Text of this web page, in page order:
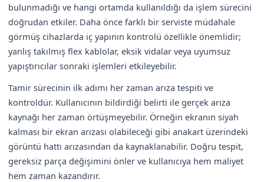
bulunmadığı ve hangi ortamda kullanıldığı da işlem sürecini
doğrudan etkiler. Daha önce farklı bir serviste müdahale
görmüş cihazlarda iç yapının kontrolü özellikle önemlidir;
yanlış takılmış flex kablolar, eksik vidalar veya uyumsuz
yapıştırıcılar sonraki işlemleri etkileyebilir.
Tamir sürecinin ilk adımı her zaman arıza tespiti ve
kontroldür. Kullanıcının bildirdiği belirti ile gerçek arıza
kaynağı her zaman örtüşmeyebilir. Örneğin ekranın siyah
kalması bir ekran arızası olabileceği gibi anakart üzerindeki
görüntü hattı arızasından da kaynaklanabilir. Doğru tespit,
gereksiz parça değişimini önler ve kullanıcıya hem maliyet
hem zaman kazandırır.